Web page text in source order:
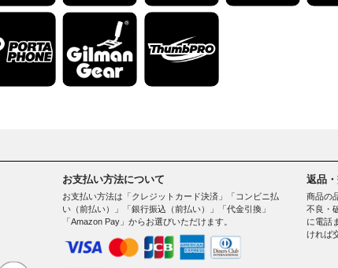
お支払い方法について
お支払い方法は「クレジットカード決済」「コンビニ払
い（前払い）」「銀行振込（前払い）」「代金引換」
「Amazon Pay」からお選びいただけます。
返品
商品の
不良・
に電話
ければ